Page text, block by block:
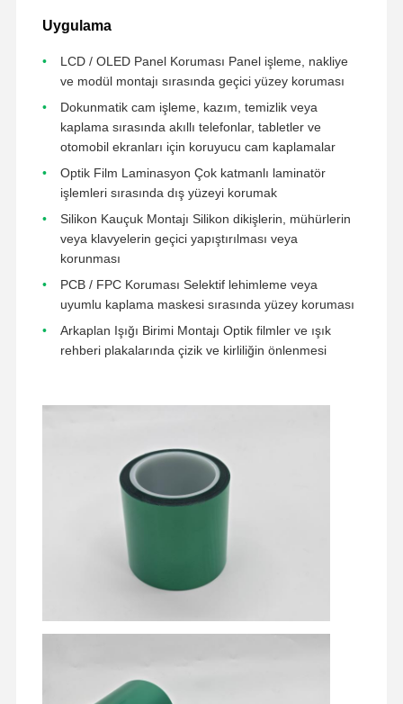
Et.
PET Bant
Kapton bandı
Çift taraflı bant
Maskeleme bandı
Açma/Kapama, tek kademeli, mikro anahtar
PTFE bant
PI bantı
Perforasyonlu bant
Endüstriyel Bant
Uygulama
LCD / OLED Panel Koruması Panel işleme, nakliye
ve modül montajı sırasında geçici yüzey koruması
Dokunmatik cam işleme, kazım, temizlik veya
kaplama sırasında akıllı telefonlar, tabletler ve
otomobil ekranları için koruyucu cam kaplamalar
Optik Film Laminasyon Çok katmanlı laminatör
işlemleri sırasında dış yüzeyi korumak
Silikon Kauçuk Montajı Silikon dikişlerin, mühürlerin
veya klavyelerin geçici yapıştırılması veya
korunması
PCB / FPC Koruması Selektif lehimleme veya
uyumlu kaplama maskesi sırasında yüzey koruması
Arkaplan Işığı Birimi Montajı Optik filmler ve ışık
rehberi plakalarında çizik ve kirliliğin önlenmesi